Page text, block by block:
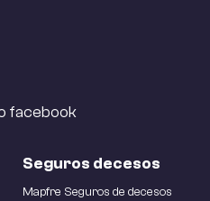
Seguros decesos
Mapfre Seguros de decesos